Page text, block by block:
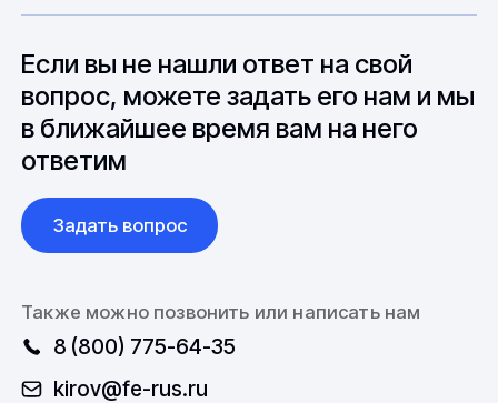
до 6 месяцев производства.
вопросы связанные с документацией и
международной логистикой.
Если вы не нашли ответ на свой
вопрос, можете задать его нам и мы
в ближайшее время вам на него
ответим
Задать вопрос
Также можно позвонить или написать нам
8 (800) 775-64-35
kirov@fe-rus.ru